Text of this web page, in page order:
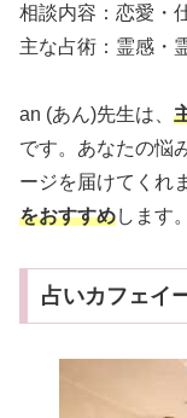
相談内容：恋愛・
主な占術：霊感・
an (あん)先生は、
です。あなたの悩
ージを届けてくれ
をおすすめします。
占いカフェイ